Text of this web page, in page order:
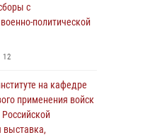
состоялся
повышения
состава
с
политической
12
на кафедре
применения войск
выставка,